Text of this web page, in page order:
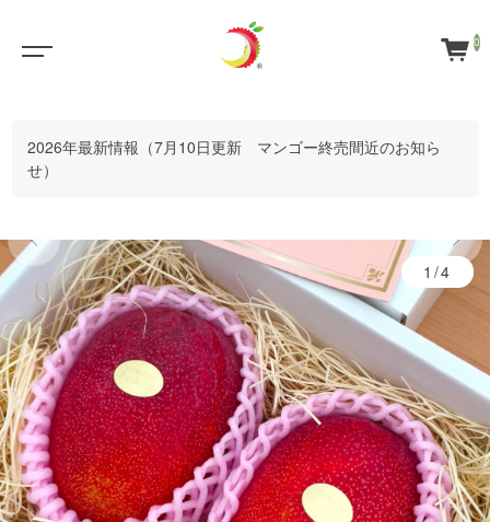
0
2026年最新情報（7月10日更新 マンゴー終売間近のお知ら
せ）
1/4